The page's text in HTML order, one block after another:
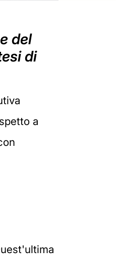
del
di
a